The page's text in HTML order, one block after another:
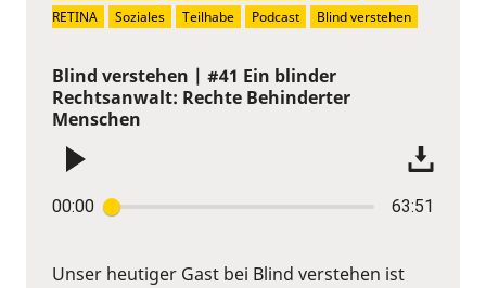
Blind verstehen | #41 Ein blinder
Rechtsanwalt: Rechte Behinderter
Menschen
00:00 63:51
Unser heutiger Gast bei Blind verstehen ist
RETINA
Soziales Teilhabe Podcast Blind verstehen